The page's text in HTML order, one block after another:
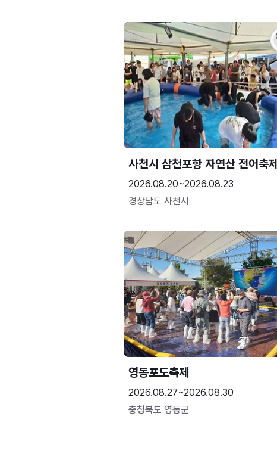
사천시 삼천포항 자연산 전어축제
2026.08.20~2026.08.23
경상남도 사천시
영동포도축제
2026.08.27~2026.08.30
충청북도 영동군